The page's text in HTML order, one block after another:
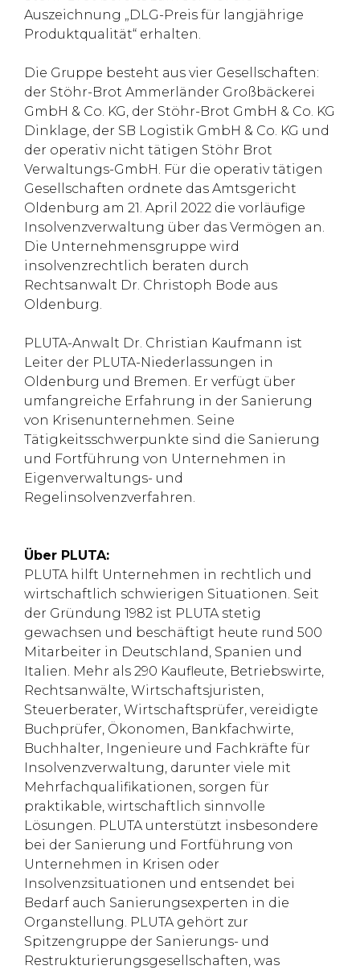
Auszeichnung „DLG-Preis für langjährige
Produktqualität“ erhalten.
Die Gruppe besteht aus vier Gesellschaften:
der Stöhr-Brot Ammerländer Großbäckerei
GmbH & Co. KG, der Stöhr-Brot GmbH & Co. KG
Dinklage, der SB Logistik GmbH & Co. KG und
der operativ nicht tätigen Stöhr Brot
Verwaltungs-GmbH. Für die operativ tätigen
Gesellschaften ordnete das Amtsgericht
Oldenburg am 21. April 2022 die vorläufige
Insolvenzverwaltung über das Vermögen an.
Die Unternehmensgruppe wird
insolvenzrechtlich beraten durch
Rechtsanwalt Dr. Christoph Bode aus
Oldenburg.
PLUTA-Anwalt Dr. Christian Kaufmann ist
Leiter der PLUTA-Niederlassungen in
Oldenburg und Bremen. Er verfügt über
umfangreiche Erfahrung in der Sanierung
von Krisenunternehmen. Seine
Tätigkeitsschwerpunkte sind die Sanierung
und Fortführung von Unternehmen in
Eigenverwaltungs- und
Regelinsolvenzverfahren.
Über PLUTA:
PLUTA hilft Unternehmen in rechtlich und
wirtschaftlich schwierigen Situationen. Seit
der Gründung 1982 ist PLUTA stetig
gewachsen und beschäftigt heute rund 500
Mitarbeiter in Deutschland, Spanien und
Italien. Mehr als 290 Kaufleute, Betriebswirte,
Rechtsanwälte, Wirtschaftsjuristen,
Steuerberater, Wirtschaftsprüfer, vereidigte
Buchprüfer, Ökonomen, Bankfachwirte,
Buchhalter, Ingenieure und Fachkräfte für
Insolvenzverwaltung, darunter viele mit
Mehrfachqualifikationen, sorgen für
praktikable, wirtschaftlich sinnvolle
Lösungen. PLUTA unterstützt insbesondere
bei der Sanierung und Fortführung von
Unternehmen in Krisen oder
Insolvenzsituationen und entsendet bei
Bedarf auch Sanierungsexperten in die
Organstellung. PLUTA gehört zur
Spitzengruppe der Sanierungs- und
Restrukturierungsgesellschaften, was